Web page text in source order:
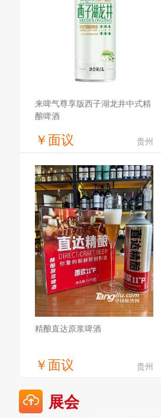
来啤气尊享版西子湖龙井中式精
酿啤酒
￥面议 贵州
获取底价
合肥来啤气供应链有限公司
精酿直达原浆啤酒
￥面议 贵州
雪之淳（山东）酒业有限公司
展会